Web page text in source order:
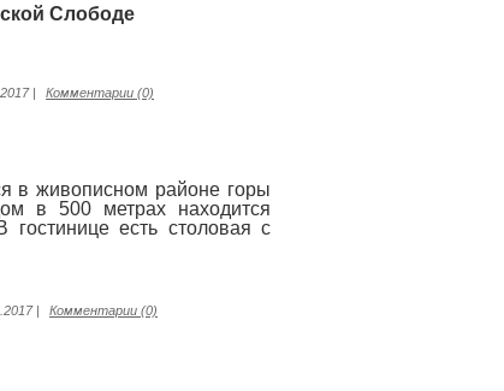
Слободе
| Комментарии (0)
в живописном районе горы
в 500 метрах находится
есть столовая с
| Комментарии (0)